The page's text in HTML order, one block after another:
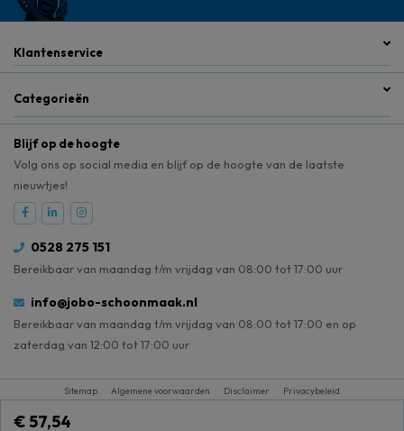
€ 57,54
Klantenservice
Categorieën
Blijf op de hoogte
Volg ons op social media en blijf op de hoogte van de laatste
nieuwtjes!
0528 275 151
Bereikbaar van maandag t/m vrijdag van 08:00 tot 17:00 uur
info@jobo-schoonmaak.nl
Bereikbaar van maandag t/m vrijdag van 08:00 tot 17:00 en op
zaterdag van 12:00 tot 17:00 uur
Sitemap Algemene voorwaarden Disclaimer Privacybeleid